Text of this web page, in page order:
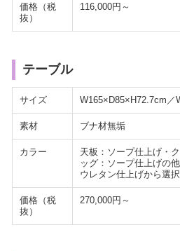
価格（税
抜）
116,000円～
テーブル
サイズ W165×D85×H72.7cm／
素材 ブナ材無垢
カラー
天板：ソープ仕上げ・
ッグ：ソープ仕上げの
ウレタン仕上げから選
価格（税
抜）
270,000円～